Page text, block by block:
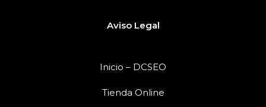
Aviso Legal
Inicio – DCSEO
Tienda Online